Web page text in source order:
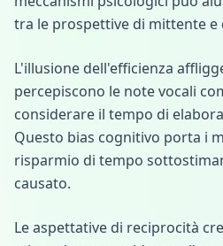
tra le prospettive di mittente e
L'illusione dell'efficienza
percepiscono le note vocali
considerare il tempo di
Questo bias cognitivo porta i
risparmio di tempo
causato.
Le aspettative di reciprocità